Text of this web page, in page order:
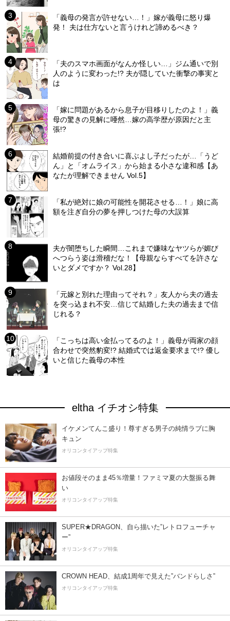
「義母の発言が許せない…！」嫁が義母に怒り爆
発！ 夫は仕方ないと言うけれど諦めるべき？
「夫のスマホ画面がなんか怪しい…」ジム通いで別
人のように変わった!? 夫が隠していた衝撃の事実と
は
「嫁に問題があるから息子が目移りしたのよ！」義
母の驚きの見解に唖然…嫁の高学歴が原因だと主
張!?
結婚前提の付き合いに喜ぶよし子だったが…「うど
ん」と「オムライス」から始まる小さな違和感【あ
なたが理解できません Vol.5】
「私が絶対に娘の可能性を開花させる…！」娘に高
額を注ぎ自分の夢を押しつけた母の大誤算
夫が闇堕ちした瞬間…これまで嫌味なヤツらが媚び
へつらう姿は滑稽だな！【母親ならすべてを許さな
いとダメですか？ Vol.28】
「元嫁と別れた理由ってそれ？」友人から夫の過去
を突っ込まれ不安…信じて結婚した夫の過去まで信
じれる？
「こっちは高い金払ってるのよ！」義母が両家の顔
合わせで突然豹変!? 結婚式では返金要求まで!? 優し
いと信じた義母の本性
eltha イチオシ特集
イケメンてんこ盛り！尊すぎる男子の純情ラブに胸
キュン
オリコンタイアップ特集
お値段そのまま45％増量！ファミマ夏の大盤振る舞
い
オリコンタイアップ特集
SUPER★DRAGON、自ら描いた”レトロフューチャ
ー”
オリコンタイアップ特集
CROWN HEAD、結成1周年で見えた”バンドらしさ”
オリコンタイアップ特集